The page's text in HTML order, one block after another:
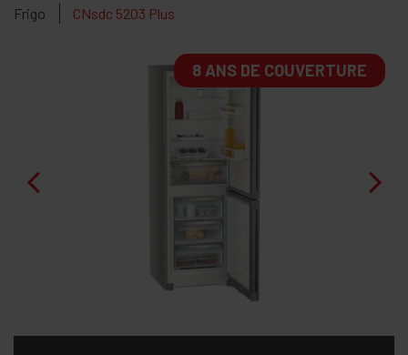
Frigo
CNsdc 5203 Plus
8 ANS DE COUVERTURE